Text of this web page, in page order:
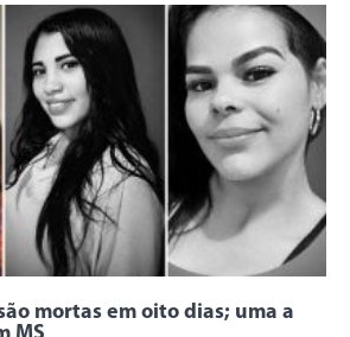
mortas em oito dias; uma a